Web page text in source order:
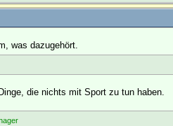
was dazugehört.
die nichts mit Sport zu tun haben.